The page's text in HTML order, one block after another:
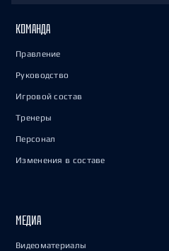
КОМАНДА
Правление
Руководство
Игровой состав
Тренеры
Персонал
Изменения в составе
МЕДИА
Видеоматериалы